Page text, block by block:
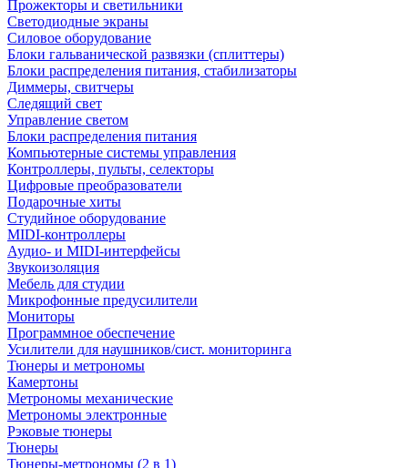
Прожекторы и светильники
Светодиодные экраны
Силовое оборудование
Блоки гальванической развязки (сплиттеры)
Блоки распределения питания, стабилизаторы
Диммеры, свитчеры
Следящий свет
Управление светом
Блоки распределения питания
Компьютерные системы управления
Контроллеры, пульты, селекторы
Цифровые преобразователи
Подарочные хиты
Студийное оборудование
MIDI-контроллеры
Аудио- и MIDI-интерфейсы
Звукоизоляция
Мебель для студии
Микрофонные предусилители
Мониторы
Программное обеспечение
Усилители для наушников/сист. мониторинга
Тюнеры и метрономы
Камертоны
Метрономы механические
Метрономы электронные
Рэковые тюнеры
Тюнеры
Тюнеры-метрономы (2 в 1)